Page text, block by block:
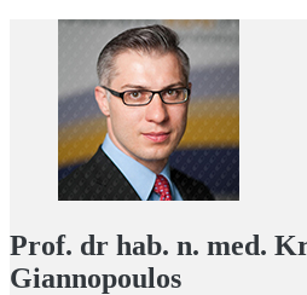
Prof. dr hab. n. med.
Giannopoulos